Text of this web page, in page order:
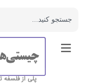
پلی از فلسفه